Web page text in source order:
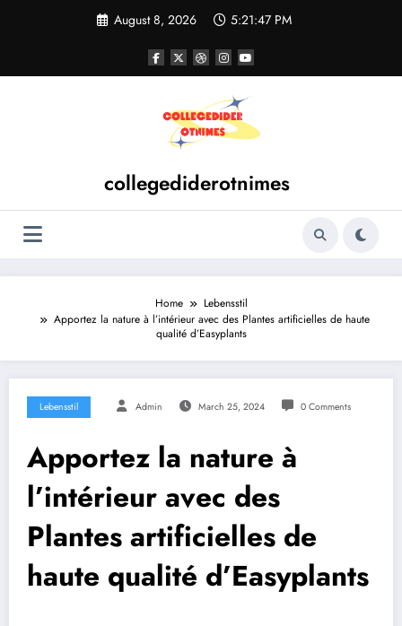
August 8, 2026 5:21:48 PM
collegediderotnimes
Home
Lebensstil
Apportez la nature à l’intérieur avec des Plantes artificielles de haute
qualité d’Easyplants
Lebensstil Admin March 25, 2024 0 Comments
Apportez la nature à
l’intérieur avec des
Plantes artificielles de
haute qualité d’Easyplants